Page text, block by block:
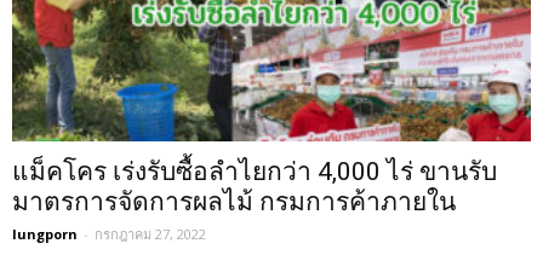
แม็คโคร เร่งรับซื้อลำไยกว่า 4,000 ไร่ ขานรับ
มาตรการจัดการผลไม้ กรมการค้าภายใน
lungporn - กรกฎาคม 27, 2022